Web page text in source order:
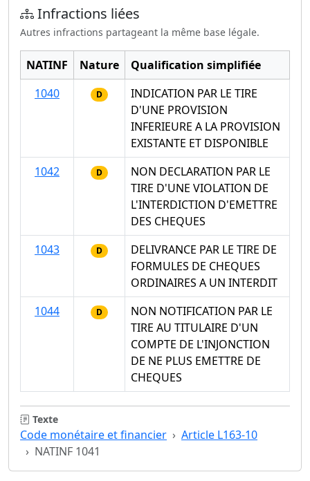
Infractions liées
Autres infractions partageant la même base légale.
NATINF Nature
Qualification simplifiée
1040
D
INDICATION PAR LE TIRE
D'UNE PROVISION
INFERIEURE A LA PROVISION
EXISTANTE ET DISPONIBLE
1042
D
NON DECLARATION PAR LE
TIRE D'UNE VIOLATION DE
L'INTERDICTION D'EMETTRE
DES CHEQUES
1043
D
DELIVRANCE PAR LE TIRE DE
FORMULES DE CHEQUES
ORDINAIRES A UN INTERDIT
1044
D
NON NOTIFICATION PAR LE
TIRE AU TITULAIRE D'UN
COMPTE DE L'INJONCTION
DE NE PLUS EMETTRE DE
CHEQUES
Texte
Code monétaire et financier
Article L163-10
NATINF 1041